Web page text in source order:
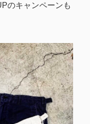
のキャンペーンも